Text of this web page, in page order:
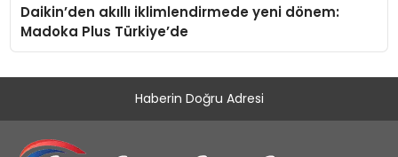
Daikin’den akıllı iklimlendirmede yeni dönem:
Madoka Plus Türkiye’de
Haberin Doğru Adresi